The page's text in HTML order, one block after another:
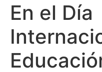
En el Día